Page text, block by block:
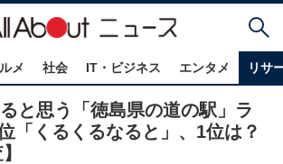
メ 社会 IT・ビジネス エンタメ リサ
と思う「徳島県の道の駅」ラ
「くるくるなると」、1位は？